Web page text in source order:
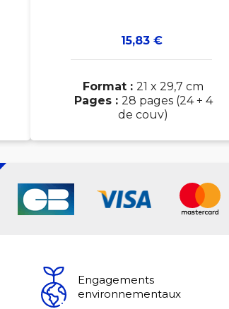
Prix
15,83 €
Format : 21 x 29,7 cm
Pages : 28 pages (24 + 4
de couv)
Engagements
environnementaux